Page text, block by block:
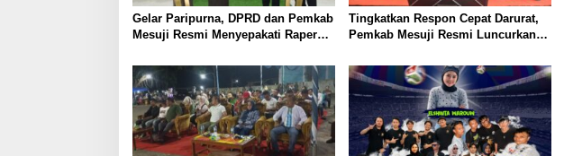
Gelar Paripurna, DPRD dan Pemkab
Mesuji Resmi Menyepakati Raperda
Tingkatkan Respon Cepat Darurat,
Pemkab Mesuji Resmi Luncurkan
112